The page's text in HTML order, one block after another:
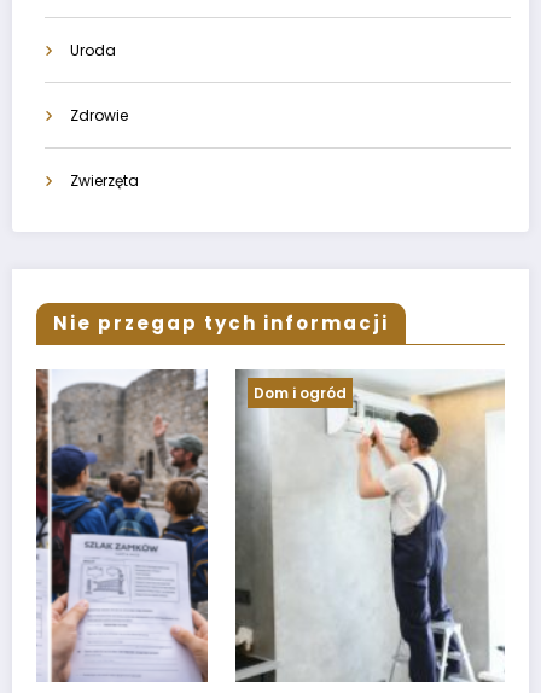
Uroda
Zdrowie
Zwierzęta
Nie przegap tych informacji
Dom i ogród